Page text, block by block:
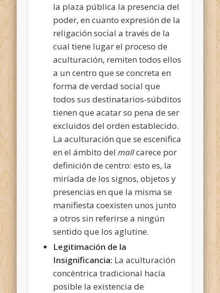
la plaza pública la presencia del
poder, en cuanto expresión de la
religación social a través de la
cual tiene lugar el proceso de
aculturación, remiten todos ellos
a un centro que se concreta en
forma de verdad social que
todos sus destinatarios-súbditos
tienen que acatar so pena de ser
excluidos del orden establecido.
La aculturación que se escenifica
en el ámbito delmallcarece por
definición de centro: esto es, la
miríada de los signos, objetos y
presencias en que la misma se
manifiesta coexisten unos junto
a otros sin referirse a ningún
sentido que los aglutine.
Legitimación de la
Insignificancia: La aculturación
concéntrica tradicional hacía
posible la existencia de